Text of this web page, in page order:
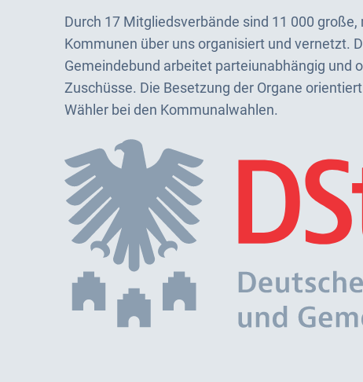
Durch 17 Mitgliedsverbände sind 11 000
Kommunen über uns organisiert und vernetzt.
Gemeindebund arbeitet parteiunabhängig und
Zuschüsse. Die Besetzung der Organe
Wähler bei den Kommunalwahlen.